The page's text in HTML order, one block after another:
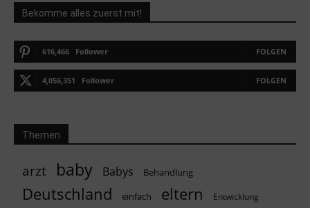
Bekomme alles zuerst mit!
616,466 Follower FOLGEN
4,056,351 Follower FOLGEN
Themen
arzt baby Babys Behandlung
Deutschland einfach eltern Entwicklung